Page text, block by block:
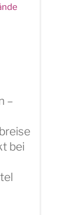
–
bei